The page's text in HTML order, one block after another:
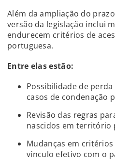
Além da ampliação do
versão da legislação inclui
endurecem critérios de
portuguesa.
Entre elas estão:
Possibilidade de
casos de condenação
Revisão das regras
nascidos em território
Mudanças em
vínculo efetivo com o